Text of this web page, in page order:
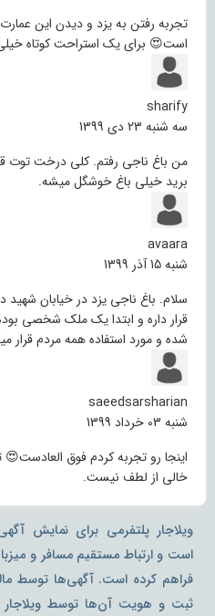
تجربه رفتن به یزد و دیدن این عمارت
است😍 برای یک استراحت کوتاه
sharify
سه شنبه 23 دی 1399
من باغ ناجی رفتم. کلی درخت توت
برید خیلی باغ خوشگل میشه.
avaara
شنبه 15 آذر 1399
سلام. باغ ناجی یزد در خیابان
قرار داره و ابتدا یک ملک شخصی
شده و مورد استفاده همه مردم قرار
saeedsarsharian
شنبه 03 خرداد 1399
اینجا رو تجربه کردم فوق
خالی از لطف نیست.
ویلاجار پلتفرمی برای نمایش
است و ارتباط مستقیم مسافر و
فراهم کرده است. آگهی‌ها توسط
ثبت و هویت آن‌ها توسط